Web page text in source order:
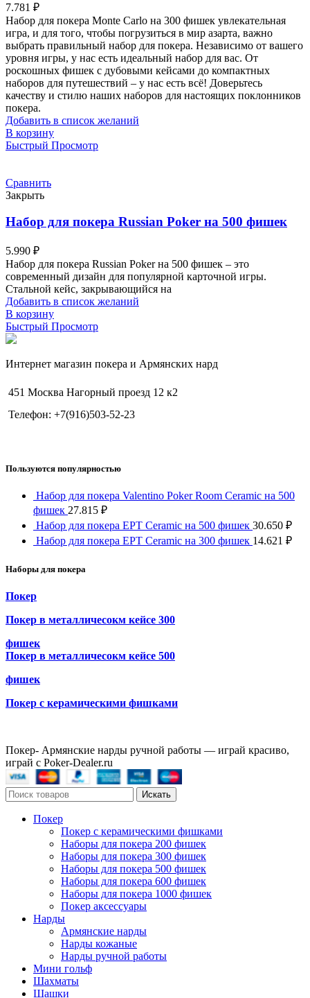
7.781 ₽
Набор для покера Monte Carlo на 300 фишек увлекательная
игра, и для того, чтобы погрузиться в мир азарта, важно
выбрать правильный набор для покера. Независимо от вашего
уровня игры, у нас есть идеальный набор для вас. От
роскошных фишек с дубовыми кейсами до компактных
наборов для путешествий – у нас есть всё! Доверьтесь
качеству и стилю наших наборов для настоящих поклонников
покера.
Добавить в список желаний
В корзину
Быстрый Просмотр
Сравнить
Закрыть
Набор для покера Russian Poker на 500 фишек
5.990 ₽
Набор для покера Russian Poker на 500 фишек – это
современный дизайн для популярной карточной игры.
Стальной кейс, закрывающийся на
Добавить в список желаний
В корзину
Быстрый Просмотр
Интернет магазин покера и Армянских нард
451 Москва Нагорный проезд 12 к2
Телефон: +7(916)503-52-23
Пользуются популярностью
Набор для покера Valentino Poker Room Ceramic на 500
фишек 27.815 ₽
Набор для покера EPT Ceramic на 500 фишек 30.650 ₽
Набор для покера EPT Ceramic на 300 фишек 14.621 ₽
Наборы для покера
Покер
Покер в металличесокм кейсе 300
фишек
Покер в металличесокм кейсе 500
фишек
Покер с керамическими фишками
Покер- Армянские нарды ручной работы — играй красиво,
играй с Poker-Dealer.ru
Искать
Покер
Покер с керамическими фишками
Наборы для покера 200 фишек
Наборы для покера 300 фишек
Наборы для покера 500 фишек
Наборы для покера 600 фишек
Наборы для покера 1000 фишек
Покер аксессуары
Нарды
Армянские нарды
Нарды кожаные
Нарды ручной работы
Мини гольф
Шахматы
Шашки